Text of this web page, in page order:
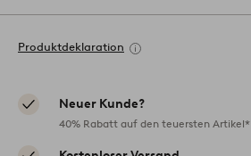
Produktdeklaration
Neuer Kunde?
40% Rabatt auf den teuersten Artikel*